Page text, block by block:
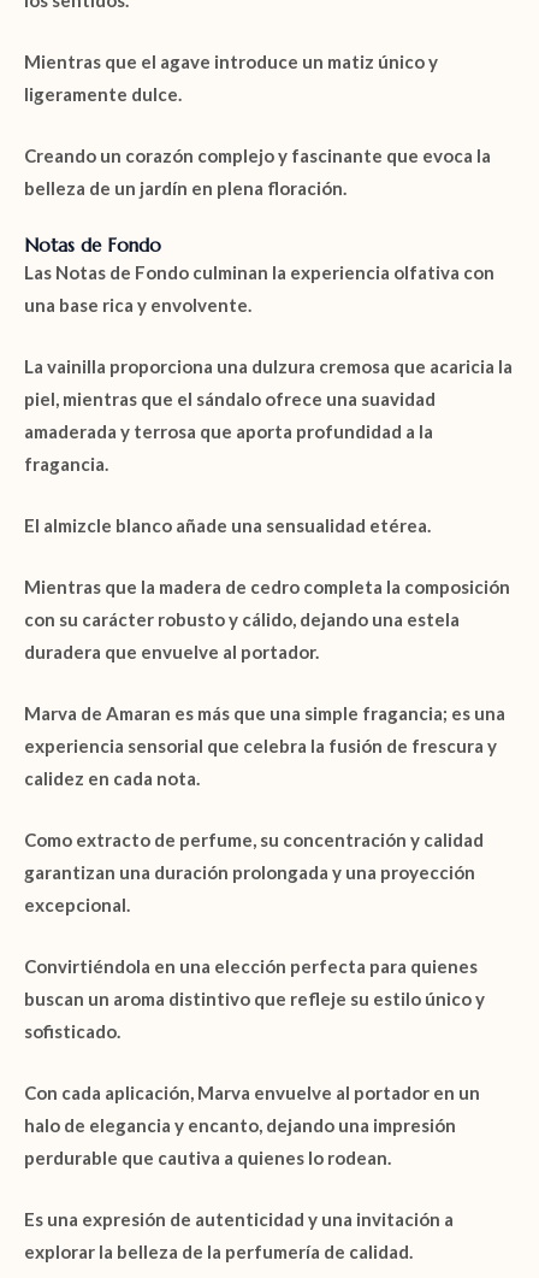
Mientras que el agave introduce un matiz único y
ligeramente dulce.
Creando un corazón complejo y fascinante que evoca la
belleza de un jardín en plena floración.
Notas de Fondo
Las Notas de Fondo culminan la experiencia olfativa con
una base rica y envolvente.
La vainilla proporciona una dulzura cremosa que acaricia la
piel, mientras que el sándalo ofrece una suavidad
amaderada y terrosa que aporta profundidad a la
fragancia.
El almizcle blanco añade una sensualidad etérea.
Mientras que la madera de cedro completa la composición
con su carácter robusto y cálido, dejando una estela
duradera que envuelve al portador.
Marva de Amaran es más que una simple fragancia; es una
experiencia sensorial que celebra la fusión de frescura y
calidez en cada nota.
Como extracto de perfume, su concentración y calidad
garantizan una duración prolongada y una proyección
excepcional.
Convirtiéndola en una elección perfecta para quienes
buscan un aroma distintivo que refleje su estilo único y
sofisticado.
Con cada aplicación, Marva envuelve al portador en un
halo de elegancia y encanto, dejando una impresión
perdurable que cautiva a quienes lo rodean.
Es una expresión de autenticidad y una invitación a
explorar la belleza de la perfumería de calidad.